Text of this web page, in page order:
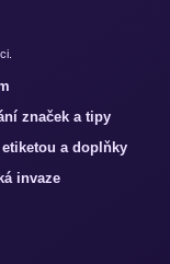
značek a tipy
a doplňky
invaze